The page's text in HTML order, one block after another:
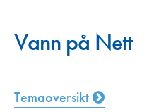
Vann på Nett
Temaoversikt